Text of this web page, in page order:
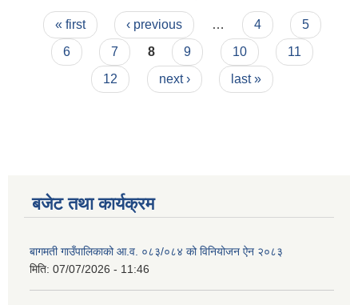
Pages
« first ‹ previous … 4
5
6
7 8 9 10
11
12
next › last »
बजेट तथा कार्यक्रम
बागमती गाउँपालिकाको आ.व. ०८३/०८४ को विनियोजन ऐन २०८३
मिति: 07/07/2026 - 11:46